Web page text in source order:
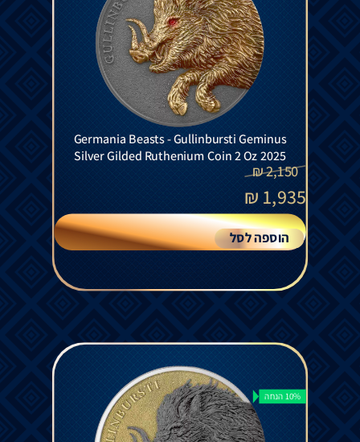
Germania Beasts - Gullinbursti Geminus
Silver Gilded Ruthenium Coin 2 Oz 2025
2,150
₪
1,935
₪
הוספה לסל
10% הנחה